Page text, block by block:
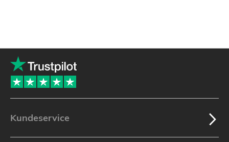
Kundeservice